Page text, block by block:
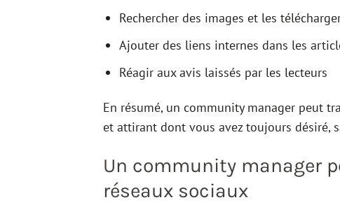
Rechercher des images et les
Ajouter des liens internes dans les
Réagir aux avis laissés par les lecteurs
En résumé, un community manager peut
et attirant dont vous avez toujours désiré,
Un community manager
réseaux sociaux